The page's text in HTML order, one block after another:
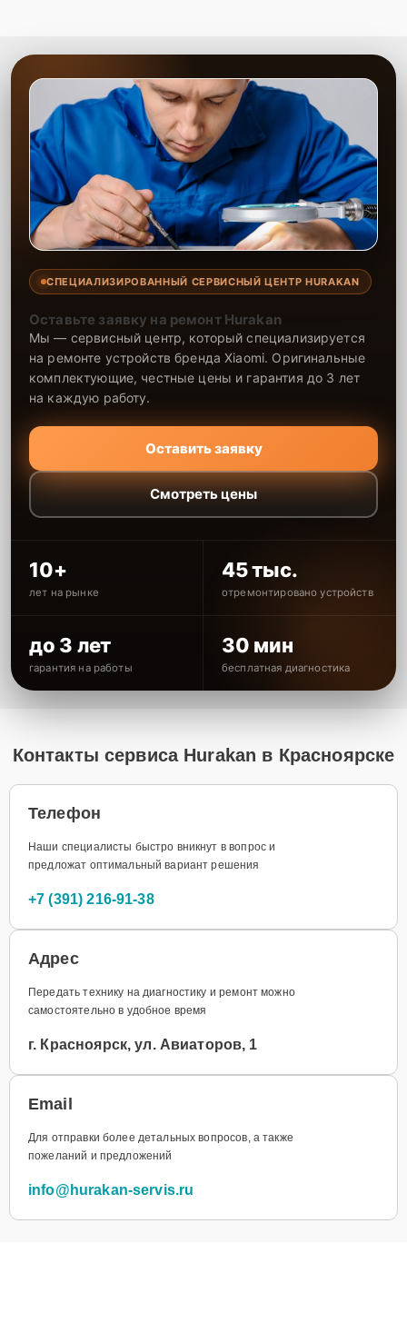
СПЕЦИАЛИЗИРОВАННЫЙ СЕРВИСНЫЙ ЦЕНТР HURAKAN
Оставьте заявку на ремонт Hurakan
Мы — сервисный центр, который специализируется
на ремонте устройств бренда Xiaomi. Оригинальные
комплектующие, честные цены и гарантия до 3 лет
на каждую работу.
Оставить заявку
Смотреть цены
10+
лет на рынке
45 тыс.
отремонтировано устройств
до 3 лет
гарантия на работы
30 мин
бесплатная диагностика
Контакты сервиса Hurakan в Красноярске
Телефон
Наши специалисты быстро вникнут в вопрос и
предложат оптимальный вариант решения
+7 (391) 216-91-38
Адрес
Передать технику на диагностику и ремонт можно
самостоятельно в удобное время
г. Красноярск, ул. Авиаторов, 1
Email
Для отправки более детальных вопросов, а также
пожеланий и предложений
info@hurakan-servis.ru